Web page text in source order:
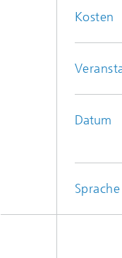
Kosten
Datum
Sprache